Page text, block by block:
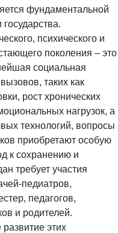
фундаментальной
психического и
поколения – это
социальная
таких как
рост хронических
нагрузок, а
технологий, вопросы
приобретают особую
к сохранению и
требует участия
педиатров,
педагогов,
и родителей.
этих